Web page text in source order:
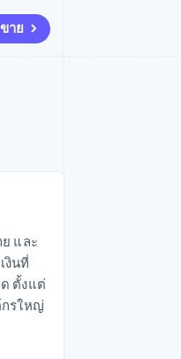
าย
ริษัทสตาร์ทอัพ
ร์บอน
และ
งินที่
ตั้งแต่
รใหญ่